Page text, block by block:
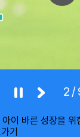
3/